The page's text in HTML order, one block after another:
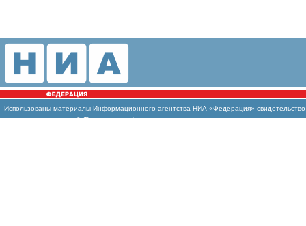
Использованы материалы Информационного агентства НИА «Федерация»
массовых коммуникаций (Роскомнадзор)